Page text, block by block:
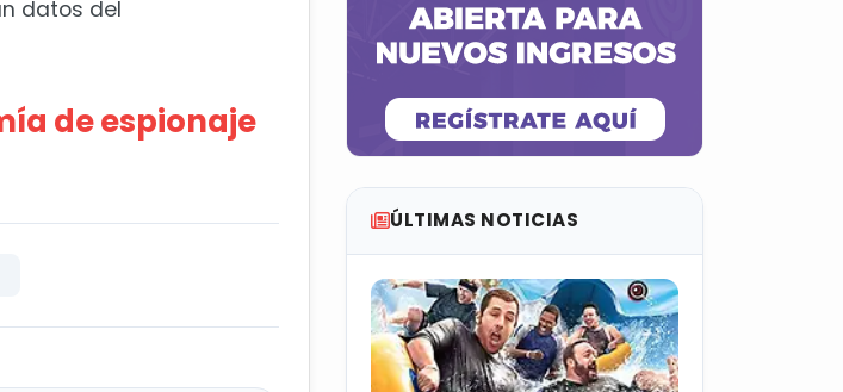
datos del
de espionaje
ÚLTIMAS NOTICIAS